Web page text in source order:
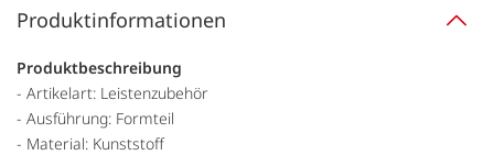
Produktinformationen
Produktbeschreibung
- Artikelart: Leistenzubehör
- Ausführung: Formteil
- Material: Kunststoff